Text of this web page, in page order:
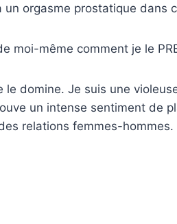
un orgasme prostatique dans
moi-même comment je le
domine. Je suis une
un intense sentiment de
relations femmes-hommes.